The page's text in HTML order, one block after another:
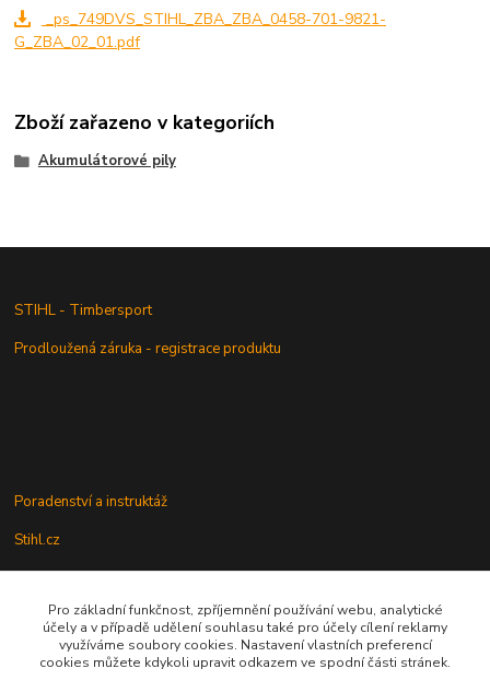
_ps_749DVS_STIHL_ZBA_ZBA_0458-701-9821-
G_ZBA_02_01.pdf
Zboží zařazeno v kategoriích
Akumulátorové pily
STIHL - Timbersport
Prodloužená záruka - registrace produktu
Poradenství a instruktáž
Stihl.cz
Údržba a servis
Rady a praktické informace
Pro základní funkčnost, zpříjemnění používání webu, analytické
účely a v případě udělení souhlasu také pro účely cílení reklamy
využíváme soubory cookies. Nastavení vlastních preferencí
cookies můžete kdykoli upravit odkazem ve spodní části stránek.